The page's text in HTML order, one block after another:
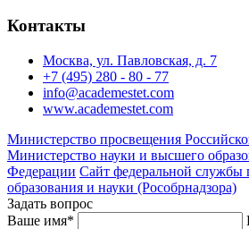
Контакты
Москва, ул. Павловская, д. 7
+7 (495) 280 - 80 - 77
info@academestet.com
www.academestet.com
Министерство просвещения
Министерство науки и высшего
Федерации Сайт федеральной службы
образования и науки (Рособрнадзора)
Задать вопрос
Ваше имя*